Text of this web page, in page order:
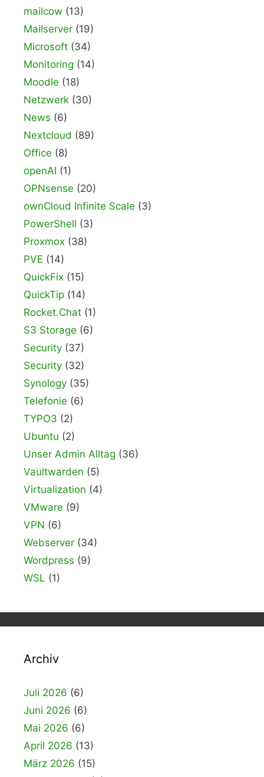
mailcow (13)
Mailserver (19)
Microsoft (34)
Monitoring (14)
Moodle (18)
Netzwerk (30)
News (6)
Nextcloud (89)
Office (8)
openAI (1)
OPNsense (20)
ownCloud Infinite Scale (3)
PowerShell (3)
Proxmox (38)
PVE (14)
QuickFix (15)
QuickTip (14)
Rocket.Chat (1)
S3 Storage (6)
Security (37)
Security (32)
Synology (35)
Telefonie (6)
TYPO3 (2)
Ubuntu (2)
Unser Admin Alltag (36)
Vaultwarden (5)
Virtualization (4)
VMware (9)
VPN (6)
Webserver (34)
Wordpress (9)
WSL (1)
Archiv
Juli 2026 (6)
Juni 2026 (6)
Mai 2026 (6)
April 2026 (13)
März 2026 (15)